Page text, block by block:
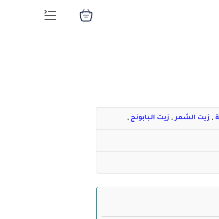
, زيت الشمر , زيت البابونج ,